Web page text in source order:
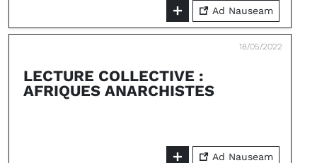
Ad Nauseam
18/05/2022
LECTURE COLLECTIVE :
AFRIQUES ANARCHISTES
Ad Nauseam